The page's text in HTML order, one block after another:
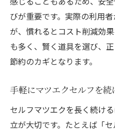
びが重要です。実際の利用
が、慣れるとコスト削減効
も多く、賢く道具を選び、
節約のカギとなります。
手軽にマツエクセルフを続
セルフマツエクを長く続け
立が大切です。たとえば「